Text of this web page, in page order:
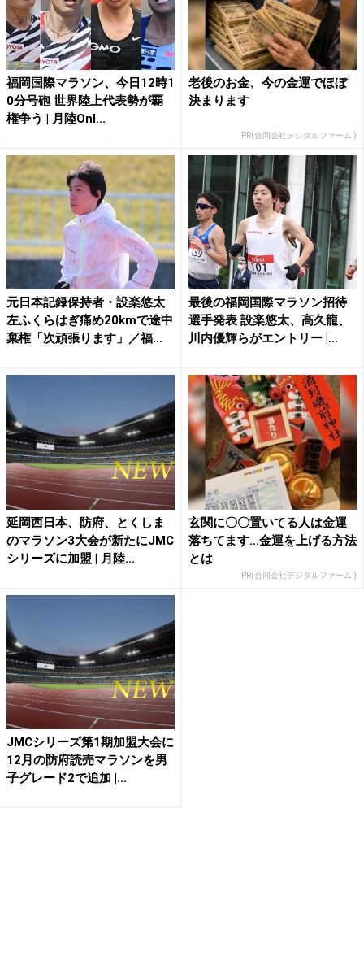
福岡国際マラソン、今日12時1
0分号砲 世界陸上代表勢が覇
権争う | 月陸Onl...
老後のお金、今の金運でほぼ
決まります
PR(合同会社デジタルファーム )
元日本記録保持者・設楽悠太
左ふくらはぎ痛め20kmで途中
棄権「次頑張ります」／福...
最後の福岡国際マラソン招待
選手発表 設楽悠太、高久龍、
川内優輝らがエントリー |...
延岡西日本、防府、とくしま
のマラソン3大会が新たにJMC
シリーズに加盟 | 月陸...
玄関に〇〇置いてる人は金運
落ちてます…金運を上げる方法
とは
PR(合同会社デジタルファーム )
JMCシリーズ第1期加盟大会に
12月の防府読売マラソンを男
子グレード2で追加 |...